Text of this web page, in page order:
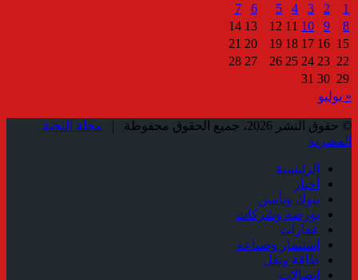
1
2
3
4
5
6
7
8
9
10
11
12
13
14
15
16
17
18
19
20
21
22
23
24
25
26
27
28
29
30
31
« يوليو
© حقوق النشر 2026، جميع الحقوق محفوظة |
مجلة النخبة
المصرية
الرئيسية
أخبار
بنوك وتأمين
بورصة وشركات
عقارات
استثمار وصناعة
طاقة ونقل
إتصالات